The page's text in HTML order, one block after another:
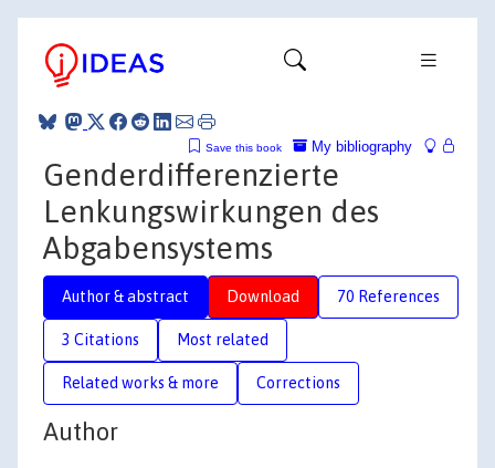
My bibliography
Save this book
Genderdifferenzierte
Lenkungswirkungen des
Abgabensystems
Author & abstract Download 70 References
3 Citations Most related
Related works & more Corrections
Author